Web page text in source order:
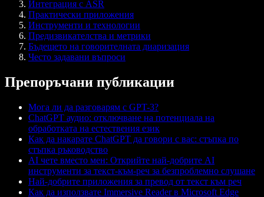
Интеграция с ASR
Практически приложения
Инструменти и технологии
Предизвикателства и метрики
Бъдещето на говорителната диаризация
Често задавани въпроси
Препоръчани публикации
Мога ли да разговарям с GPT-3?
ChatGPT аудио: отключване на потенциала на
обработката на естествения език
Как да накарате ChatGPT да говори с вас: стъпка по
стъпка ръководство
AI чете вместо мен: Открийте най-добрите AI
инструменти за текст-към-реч за безпроблемно слушане
Най-добрите приложения за превод от текст към реч
Как да използвате Immersive Reader в Microsoft Edge